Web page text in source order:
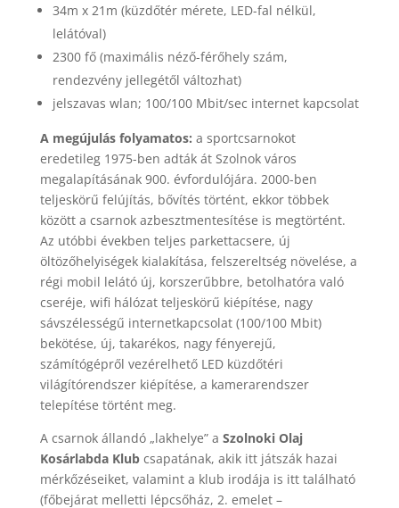
34m x 21m (küzdőtér mérete, LED-fal nélkül,
lelátóval)
2300 fő (maximális néző-férőhely szám,
rendezvény jellegétől változhat)
jelszavas wlan; 100/100 Mbit/sec internet kapcsolat
A megújulás folyamatos: a sportcsarnokot
eredetileg 1975-ben adták át Szolnok város
megalapításának 900. évfordulójára. 2000-ben
teljeskörű felújítás, bővítés történt, ekkor többek
között a csarnok azbesztmentesítése is megtörtént.
Az utóbbi években teljes parkettacsere, új
öltözőhelyiségek kialakítása, felszereltség növelése, a
régi mobil lelátó új, korszerűbbre, betolhatóra való
cseréje, wifi hálózat teljeskörű kiépítése, nagy
sávszélességű internetkapcsolat (100/100 Mbit)
bekötése, új, takarékos, nagy fényerejű,
számítógépről vezérelhető LED küzdőtéri
világítórendszer kiépítése, a kamerarendszer
telepítése történt meg.
A csarnok állandó „lakhelye” a Szolnoki Olaj
Kosárlabda Klubcsapatának, akik itt játszák hazai
mérkőzéseiket, valamint a klub irodája is itt található
(főbejárat melletti lépcsőház, 2. emelet –